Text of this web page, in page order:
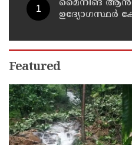
മൈനിങ്
ഉദ്യോഗസ്ഥർ
Featured